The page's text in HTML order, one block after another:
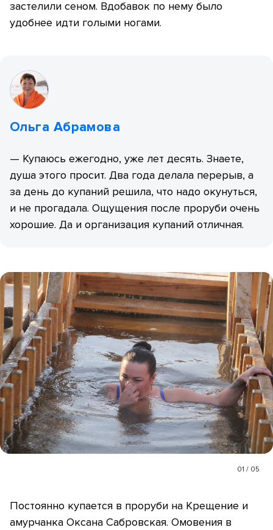
застелили сеном. Вдобавок по нему было
удобнее идти голыми ногами.
Ольга Абрамова
— Купаюсь ежегодно, уже лет десять. Знаете,
душа этого просит. Два года делала перерыв, а
за день до купаний решила, что надо окунуться,
и не прогадала. Ощущения после проруби очень
хорошие. Да и организация купаний отличная.
01 / 05
Постоянно купается в проруби на Крещение и
амурчанка Оксана Сабровская. Омовения в